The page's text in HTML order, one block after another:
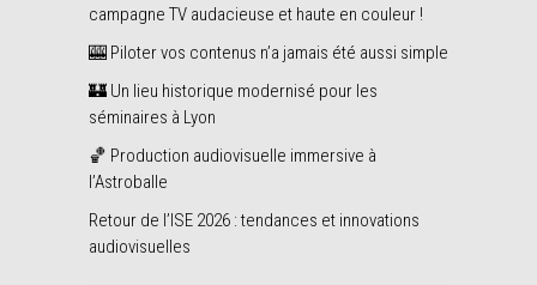
campagne TV audacieuse et haute en couleur !
🎰 Piloter vos contenus n’a jamais été aussi simple
🏰 Un lieu historique modernisé pour les
séminaires à Lyon
🏀 Production audiovisuelle immersive à
l’Astroballe
Retour de l’ISE 2026 : tendances et innovations
audiovisuelles